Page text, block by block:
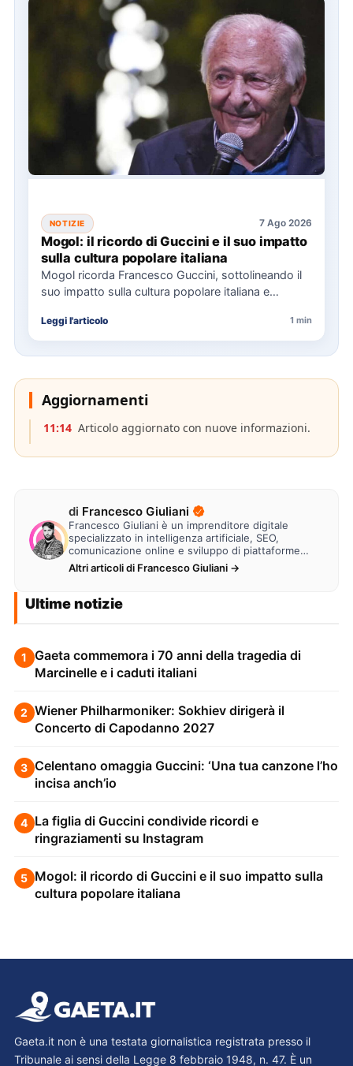
NOTIZIE 7 Ago 2026
Mogol: il ricordo di Guccini e il suo impatto
sulla cultura popolare italiana
Mogol ricorda Francesco Guccini, sottolineando il
suo impatto sulla cultura popolare italiana e
Leggi l'articolo 1 min
Aggiornamenti
11:14 Articolo aggiornato con nuove informazioni.
di Francesco Giuliani
Francesco Giuliani è un imprenditore digitale
specializzato in intelligenza artificiale, SEO,
comunicazione online e sviluppo di piattaforme
web. Lavora alla creazione di…
Altri articoli di Francesco Giuliani →
Ultime notizie
1
Gaeta commemora i 70 anni della tragedia di
Marcinelle e i caduti italiani
2 Wiener Philharmoniker: Sokhiev dirigerà il
Concerto di Capodanno 2027
3 Celentano omaggia Guccini: ‘Una tua canzone l’ho
incisa anch’io
4 La figlia di Guccini condivide ricordi e
ringraziamenti su Instagram
5 Mogol: il ricordo di Guccini e il suo impatto sulla
cultura popolare italiana
Gaeta.it non è una testata giornalistica registrata presso il
Tribunale ai sensi della Legge 8 febbraio 1948, n. 47. È un